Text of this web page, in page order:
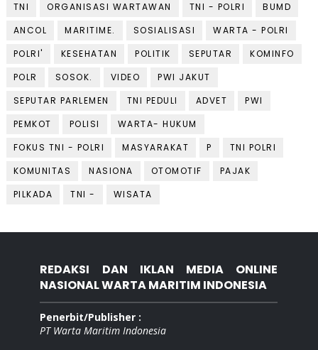
TNI
ORGANISASI WARTAWAN TNI - POLRI
BUMD
ANCOL
MARITIME. SOSIALISASI
WARTA - POLRI
POLRI'
KESEHATAN POLITIK SEPUTAR
KOMINFO
POLR
SOSOK. VIDEO
PWI JAKUT
SEPUTAR PARLEMEN
TNI PEDULI ADVET
PWI
PEMKOT
POLISI
WARTA- HUKUM
FOKUS TNI - POLRI
MASYARAKAT P
TNI POLRI
KOMUNITAS
NASIONA OTOMOTIF
PAJAK
PILKADA
TNI - WISATA
REDAKSI DAN IKLAN MEDIA ONLINE
NASIONAL WARTA MARITIM INDONESIA
Penerbit/Publisher :
PT Warta Maritim Indonesia